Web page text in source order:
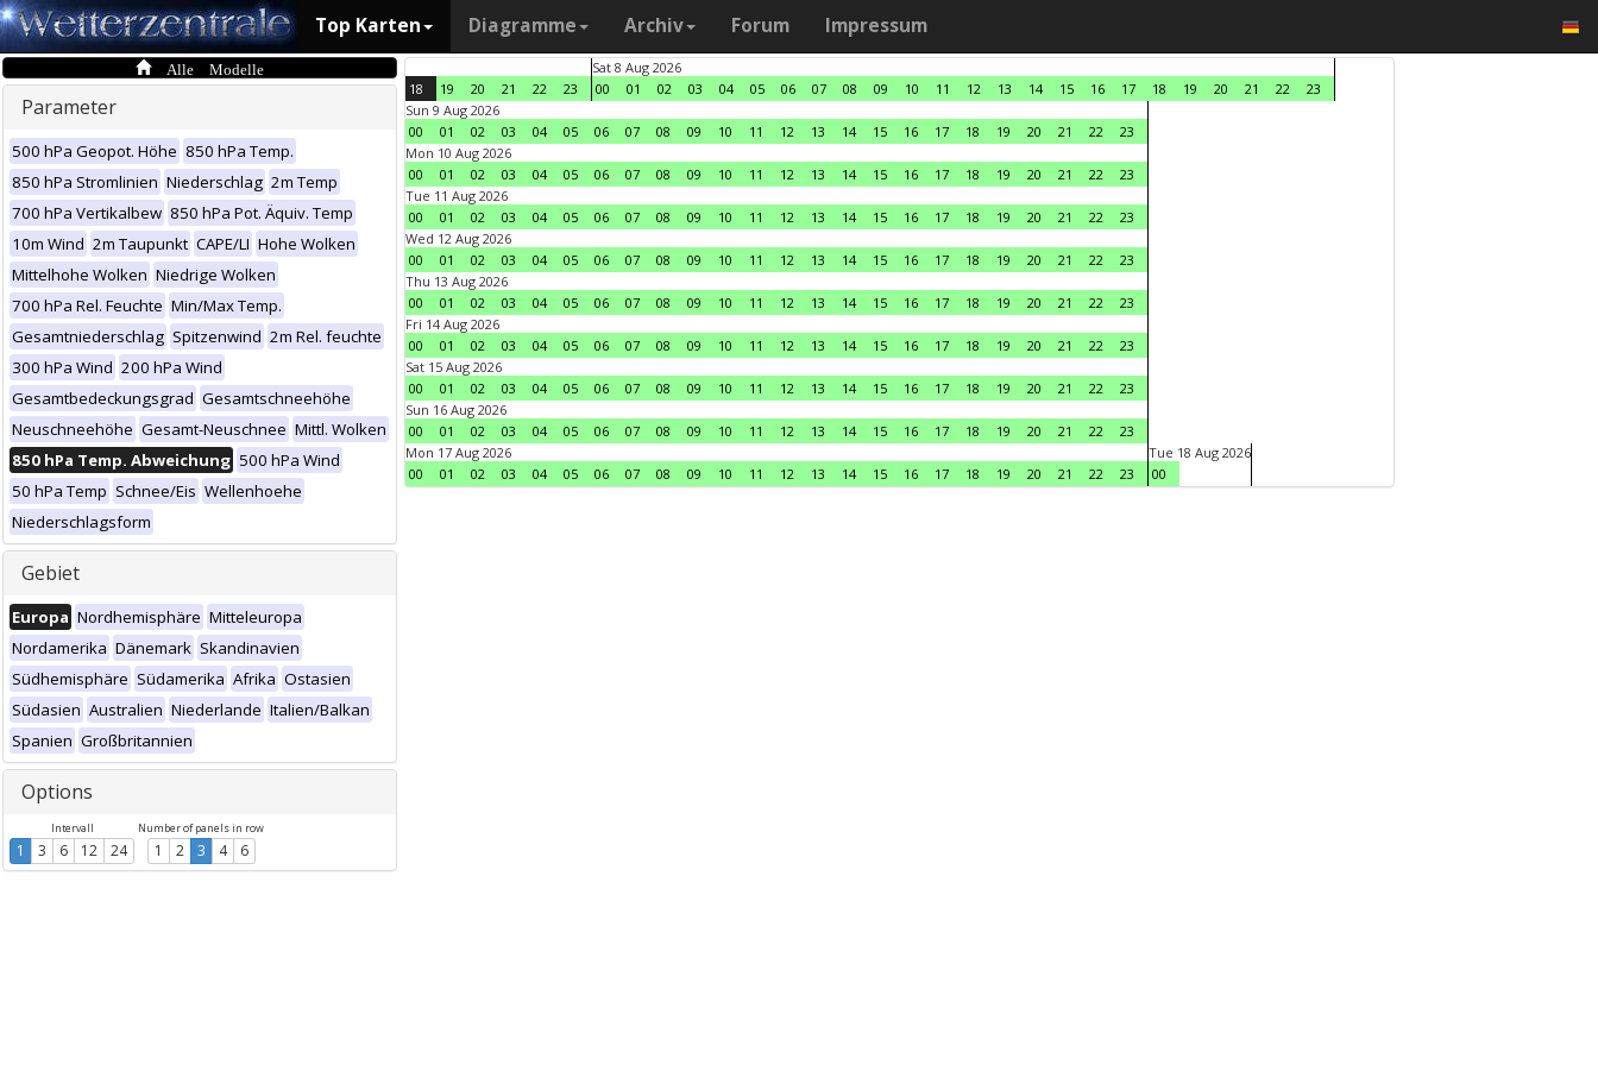
Top Karten Diagramme Archiv Forum Impressum
Alle Modelle
Parameter
500 hPa Geopot. Höhe 850 hPa Temp.
850 hPa Stromlinien Niederschlag 2m Temp
700 hPa Vertikalbew 850 hPa Pot. Äquiv. Temp
10m Wind 2m Taupunkt CAPE/LI Hohe Wolken
Mittelhohe Wolken Niedrige Wolken
700 hPa Rel. Feuchte Min/Max Temp.
Gesamtniederschlag Spitzenwind 2m Rel. feuchte
300 hPa Wind 200 hPa Wind
Gesamtbedeckungsgrad Gesamtschneehöhe
Neuschneehöhe Gesamt-Neuschnee Mittl. Wolken
850 hPa Temp. Abweichung 500 hPa Wind
50 hPa Temp Schnee/Eis Wellenhoehe
Niederschlagsform
Gebiet
Europa Nordhemisphäre Mitteleuropa
Nordamerika Dänemark Skandinavien
Südhemisphäre Südamerika Afrika Ostasien
Südasien Australien Niederlande Italien/Balkan
Spanien Großbritannien
Options
Intervall
1 3 6 12 24
Number of panels in row
1 2 3 4 6
18 19 20 21 22 23
Sat 8 Aug 2026
00
01 02 03 04 05 06 07 08 09 10 11 12 13 14 15 16 17 18 19 20 21 22
23
Sun 9 Aug 2026
00
01 02 03 04 05 06 07 08 09 10 11 12 13 14 15 16 17 18 19 20 21 22
23
Mon 10 Aug 2026
00
01 02 03 04 05 06 07 08 09 10 11 12 13 14 15 16 17 18 19 20 21 22
23
Tue 11 Aug 2026
00
01 02 03 04 05 06 07 08 09 10 11 12 13 14 15 16 17 18 19 20 21 22
23
Wed 12 Aug 2026
00
01 02 03 04 05 06 07 08 09 10 11 12 13 14 15 16 17 18 19 20 21 22
23
Thu 13 Aug 2026
00
01 02 03 04 05 06 07 08 09 10 11 12 13 14 15 16 17 18 19 20 21 22
23
Fri 14 Aug 2026
00
01 02 03 04 05 06 07 08 09 10 11 12 13 14 15 16 17 18 19 20 21 22
23
Sat 15 Aug 2026
00
01 02 03 04 05 06 07 08 09 10 11 12 13 14 15 16 17 18 19 20 21 22
23
Sun 16 Aug 2026
00
01 02 03 04 05 06 07 08 09 10 11 12 13 14 15 16 17 18 19 20 21 22
23
Mon 17 Aug 2026
00
01 02 03 04 05 06 07 08 09 10 11 12 13 14 15 16 17 18 19 20 21 22 23
Tue 18 Aug 2026
00